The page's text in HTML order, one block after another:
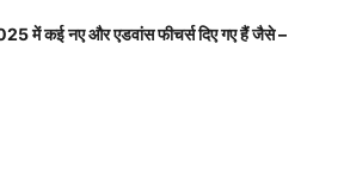
में कई नए और एडवांस फीचर्स दिए गए हैं जैसे –